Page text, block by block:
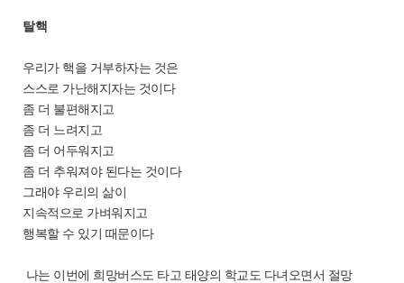
탈핵
우리가 핵을 거부하자는 것은
스스로 가난해지자는 것이다
좀 더 불편해지고
좀 더 느려지고
좀 더 어두워지고
좀 더 추워져야 된다는 것이다
그래야 우리의 삶이
지속적으로 가벼워지고
행복할 수 있기 때문이다
나는 이번에 희망버스도 타고 태양의 학교도 다녀오면서 절망